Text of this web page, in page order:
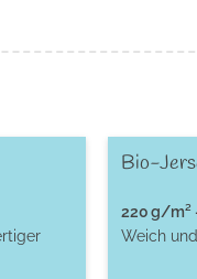
Bio-
220 g/m²
Weich